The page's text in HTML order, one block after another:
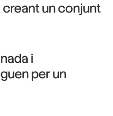
creant un conjunt
i
per un